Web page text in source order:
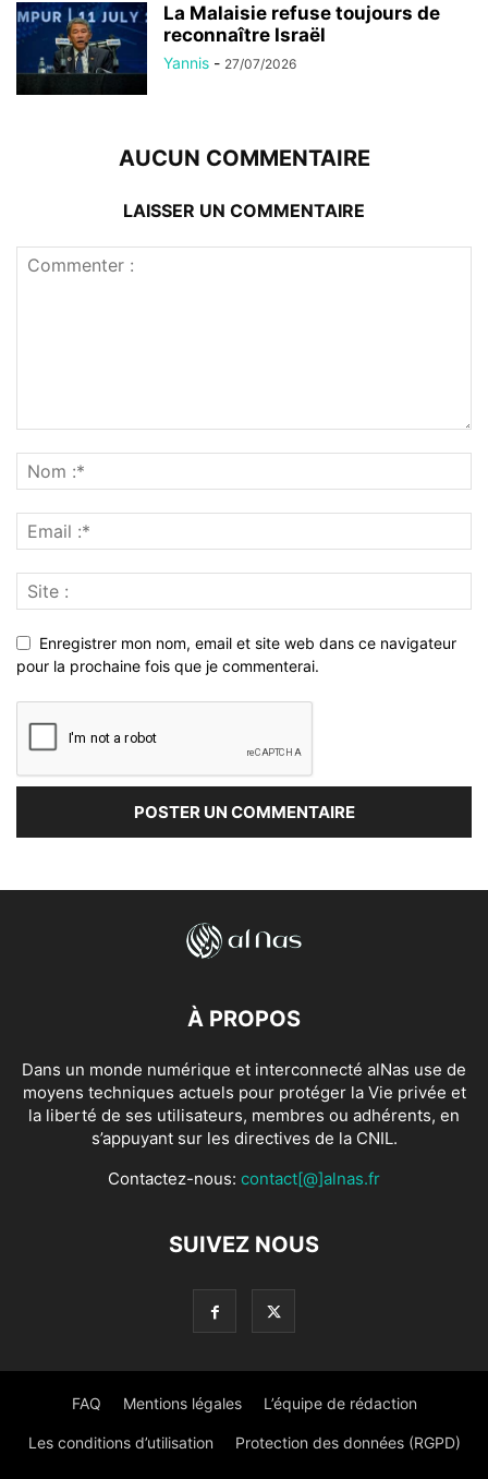
La Malaisie refuse toujours de
reconnaître Israël
Yannis - 27/07/2026
AUCUN COMMENTAIRE
LAISSER UN COMMENTAIRE
Enregistrer mon nom, email et site web dans ce navigateur
pour la prochaine fois que je commenterai.
À PROPOS
Dans un monde numérique et interconnecté alNas use de
moyens techniques actuels pour protéger la Vie privée et
la liberté de ses utilisateurs, membres ou adhérents, en
s’appuyant sur les directives de la CNIL.
Contactez-nous: contact[@]alnas.fr
SUIVEZ NOUS
FAQ Mentions légales L’équipe de rédaction
Les conditions d’utilisation Protection des données (RGPD)